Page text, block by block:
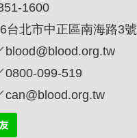
1600
台北市中正區南海路3
blood@blood.org.tw
0800-099-519
can@blood.org.tw